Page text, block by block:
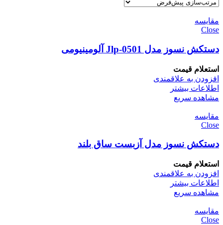
مقایسه
Close
دستکش نسوز مدل Jlp-0501 آلومینیومی
استعلام قیمت
افزودن به علاقمندی
اطلاعات بیشتر
مشاهده سریع
مقایسه
Close
دستکش نسوز مدل آزبست ساق بلند
استعلام قیمت
افزودن به علاقمندی
اطلاعات بیشتر
مشاهده سریع
مقایسه
Close